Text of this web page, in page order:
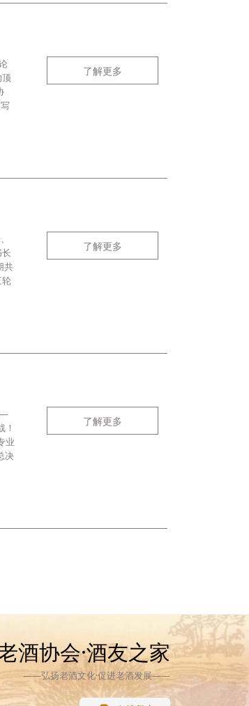
了解更多
共
了解更多
业
决
了解更多
酒协会·酒友之家
——弘扬老酒文化·促进老酒发展——